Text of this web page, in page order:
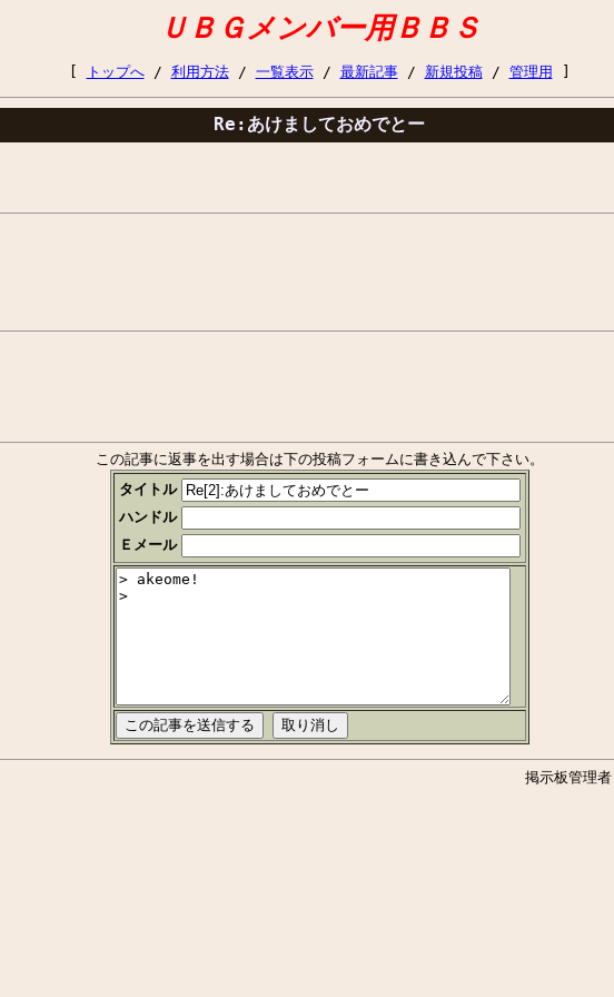
ＵＢＧメンバー用ＢＢＳ
トップへ/ 利用方法/ 一覧表示/ 最新記事/ 新規投稿/ 管理用
Re:あけましておめでとー
この記事に返事を出す場合は下の投稿フォームに書き込んで下さい。
タイトル
ハンドル
Ｅメール
掲示板管理者